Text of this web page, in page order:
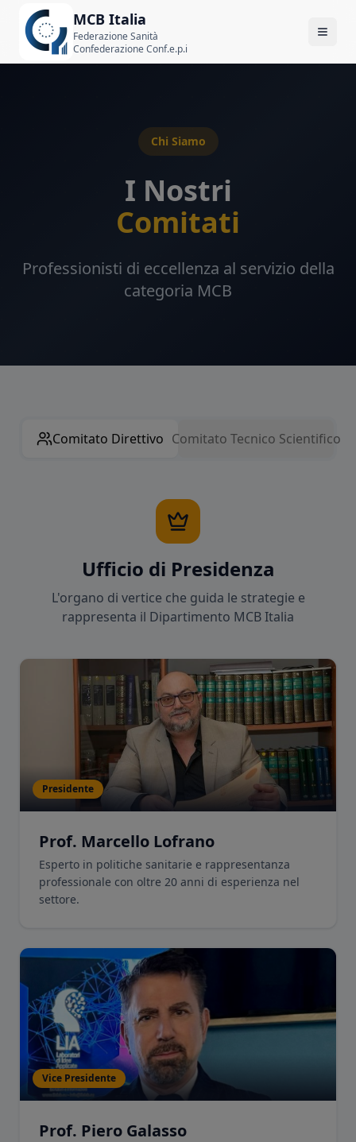
MCB Italia
Federazione Sanità
Confederazione Conf.e.p.i
Chi Siamo
I Nostri
Comitati
Professionisti di eccellenza al servizio della
categoria MCB
Comitato Direttivo Comitato Tecnico Scientifico
Ufficio di Presidenza
L'organo di vertice che guida le strategie e
rappresenta il Dipartimento MCB Italia
Presidente
Prof. Marcello Lofrano
Esperto in politiche sanitarie e rappresentanza
professionale con oltre 20 anni di esperienza nel
settore.
Vice Presidente
Prof. Piero Galasso